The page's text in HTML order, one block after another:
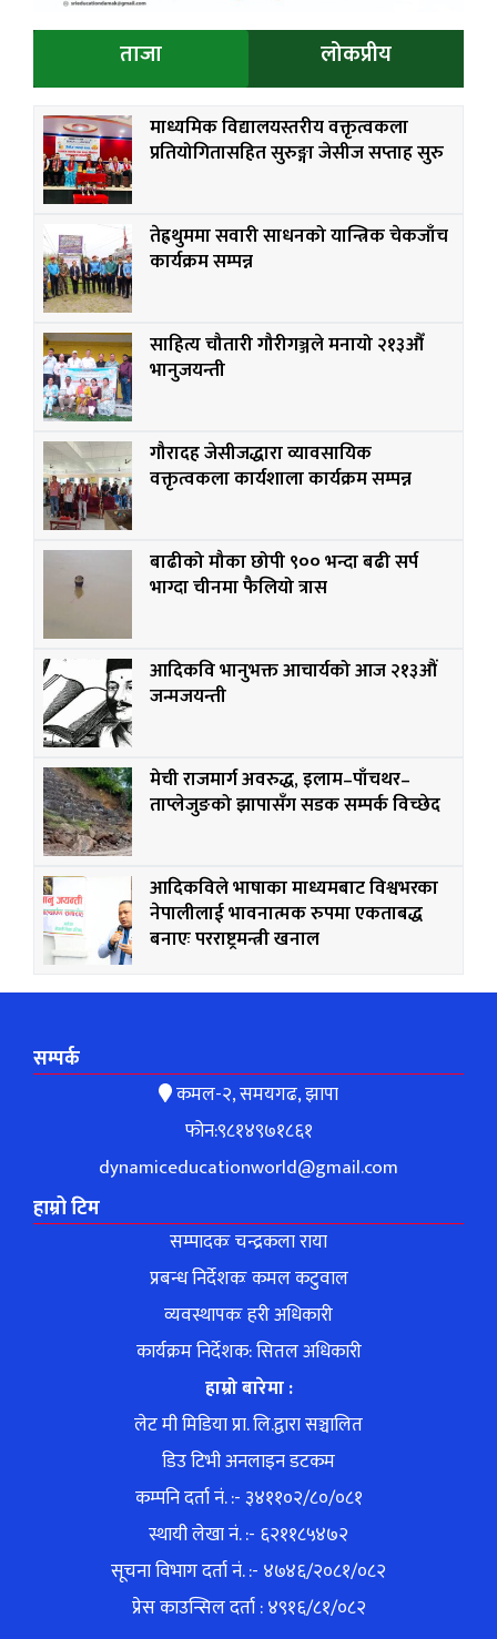
ताजा लोकप्रीय
माध्यमिक विद्यालयस्तरीय वक्तृत्वकला
प्रतियोगितासहित सुरुङ्गा जेसीज सप्ताह सुरु
तेह्रथुममा सवारी साधनको यान्त्रिक चेकजाँच
कार्यक्रम सम्पन्न
साहित्य चौतारी गौरीगञ्जले मनायो २१३औँ
भानुजयन्ती
गौरादह जेसीजद्धारा व्यावसायिक
वक्तृत्वकला कार्यशाला कार्यक्रम सम्पन्न
बाढीको मौका छोपी ९०० भन्दा बढी सर्प
भाग्दा चीनमा फैलियो त्रास
आदिकवि भानुभक्त आचार्यको आज २१३औं
जन्मजयन्ती
मेची राजमार्ग अवरुद्ध, इलाम–पाँचथर–
ताप्लेजुङको झापासँग सडक सम्पर्क विच्छेद
आदिकविले भाषाका माध्यमबाट विश्वभरका
नेपालीलाई भावनात्मक रुपमा एकताबद्ध
बनाएः परराष्ट्रमन्त्री खनाल
सम्पर्क
कमल-२, समयगढ, झापा
फोन:९८१४९७१८६१
dynamiceducationworld@gmail.com
हाम्रो टिम
सम्पादकः चन्द्रकला राया
प्रबन्ध निर्देशकः कमल कटुवाल
व्यवस्थापकः हरी अधिकारी
कार्यक्रम निर्देशक: सितल अधिकारी
हाम्रो बारेमा :
लेट मी मिडिया प्रा. लि.द्वारा सञ्चालित
डिउ टिभी अनलाइन डटकम
कम्पनि दर्ता नं. :- ३४११०२/८०/०८१
स्थायी लेखा नं. :- ६२११८५४७२
सूचना विभाग दर्ता नं. :- ४७४६/२०८१/०८२
प्रेस काउन्सिल दर्ता : ४९१६/८१/०८२